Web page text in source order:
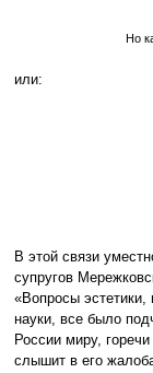
Но
или:
В этой связи
супругов
«Вопросы эстетики,
науки, все было
России миру,
слышит в его